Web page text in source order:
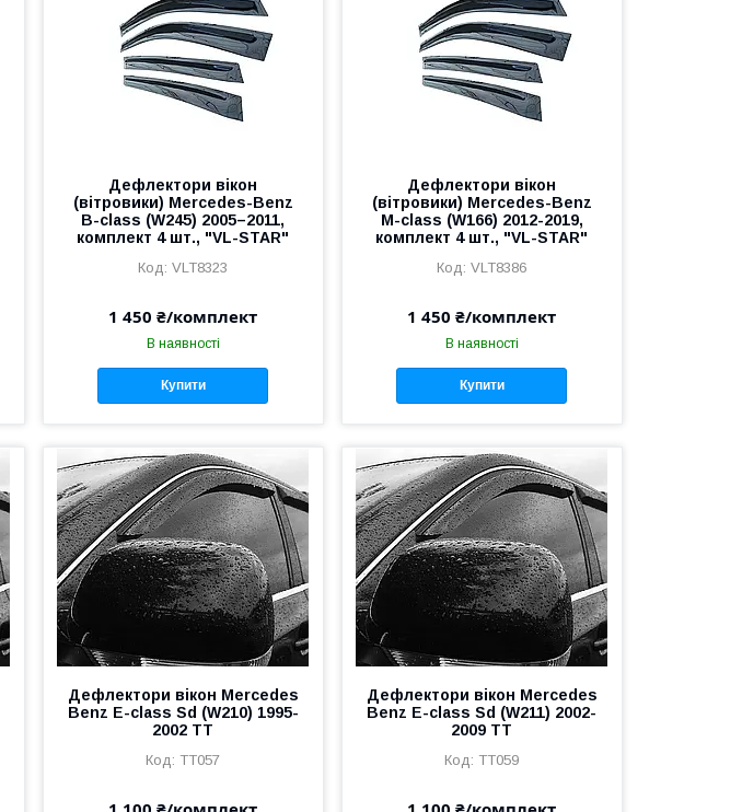
Дефлектори вікон
(вітровики) Mercedes-Benz
B-class (W245) 2005–2011,
комплект 4 шт., "VL-STAR"
VLT8323
1 450 ₴/комплект
В наявності
Купити
Дефлектори вікон
(вітровики) Mercedes-Benz
M-class (W166) 2012-2019,
комплект 4 шт., "VL-STAR"
VLT8386
1 450 ₴/комплект
В наявності
Купити
Дефлектори вікон Mercedes
Benz E-class Sd (W210) 1995-
2002 TT
TT057
Дефлектори вікон Mercedes
Benz E-class Sd (W211) 2002-
2009 TT
TT059